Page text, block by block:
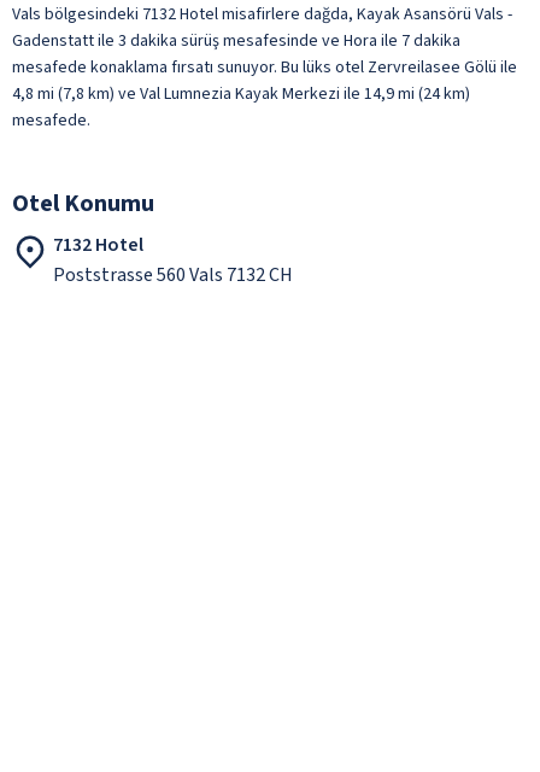
Vals bölgesindeki 7132 Hotel misafirlere dağda, Kayak Asansörü Vals -
Gadenstatt ile 3 dakika sürüş mesafesinde ve Hora ile 7 dakika
mesafede konaklama fırsatı sunuyor. Bu lüks otel Zervreilasee Gölü ile
4,8 mi (7,8 km) ve Val Lumnezia Kayak Merkezi ile 14,9 mi (24 km)
mesafede.
Otel Konumu
7132 Hotel
Poststrasse 560 Vals 7132 CH